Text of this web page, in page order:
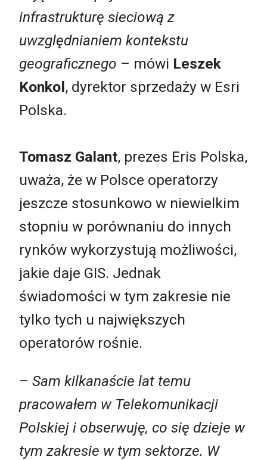
infrastrukturę sieciową z
uwzględnianiem kontekstu
geograficznego – mówi Leszek
Konkol, dyrektor sprzedaży w Esri
Polska.
Tomasz Galant, prezes Eris Polska,
uważa, że w Polsce operatorzy
jeszcze stosunkowo w niewielkim
stopniu w porównaniu do innych
rynków wykorzystują możliwości,
jakie daje GIS. Jednak
świadomości w tym zakresie nie
tylko tych u największych
operatorów rośnie.
– Sam kilkanaście lat temu
pracowałem w Telekomunikacji
Polskiej i obserwuję, co się dzieje w
tym zakresie w tym sektorze. W